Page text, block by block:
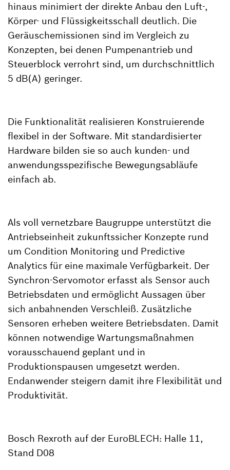
hinaus minimiert der direkte Anbau den Luft-,
Körper- und Flüssigkeitsschall deutlich. Die
Geräuschemissionen sind im Vergleich zu
Konzepten, bei denen Pumpenantrieb und
Steuerblock verrohrt sind, um durchschnittlich
5 dB(A) geringer.
Die Funktionalität realisieren Konstruierende
flexibel in der Software. Mit standardisierter
Hardware bilden sie so auch kunden- und
anwendungsspezifische Bewegungsabläufe
einfach ab.
Als voll vernetzbare Baugruppe unterstützt die
Antriebseinheit zukunftssicher Konzepte rund
um Condition Monitoring und Predictive
Analytics für eine maximale Verfügbarkeit. Der
Synchron-Servomotor erfasst als Sensor auch
Betriebsdaten und ermöglicht Aussagen über
sich anbahnenden Verschleiß. Zusätzliche
Sensoren erheben weitere Betriebsdaten. Damit
können notwendige Wartungsmaßnahmen
vorausschauend geplant und in
Produktionspausen umgesetzt werden.
Endanwender steigern damit ihre Flexibilität und
Produktivität.
Bosch Rexroth auf der EuroBLECH: Halle 11,
Stand D08